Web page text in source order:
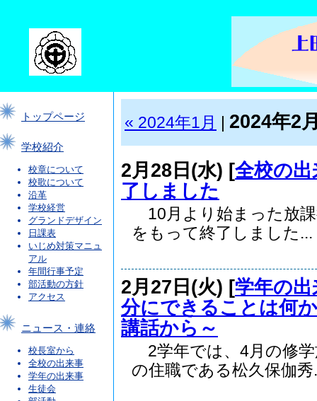
トップページ
学校紹介
校章について
校歌について
沿革
学校経営
グランドデザイン
日課表
いじめ対策マニュ
アル
年間行事予定
部活動の方針
アクセス
ニュース・連絡
校長室から
全校の出来事
学年の出来事
生徒会
« 2024年1月 2024年2
2月28日(水) [全校の出
了しました
10月より始まった放
をもって終了しました...
2月27日(火) [学年の出
分にできることは何
講話から～
2学年では、4月の修
の住職である松久保伽秀